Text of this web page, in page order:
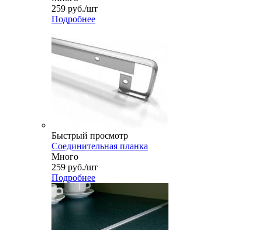
259 руб./шт
Подробнее
Быстрый просмотр
Соединительная планка
Много
259 руб./шт
Подробнее